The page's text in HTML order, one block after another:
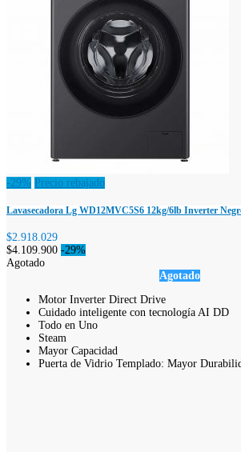
-29% Precio rebajado
Lavasecadora Lg WD12MVC5S6 12kg/6lb Inverter
$2.918.029
$4.109.900 -29%
Agotado
Agotado
Motor Inverter Direct Drive
Cuidado inteligente con tecnología AI DD
Todo en Uno
Steam
Mayor Capacidad
Puerta de Vidrio Templado: Mayor